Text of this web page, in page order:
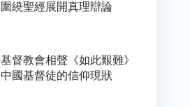
圍繞聖經展開真理辯論
基督教會相聲《如此艱難》
中國基督徒的信仰現狀